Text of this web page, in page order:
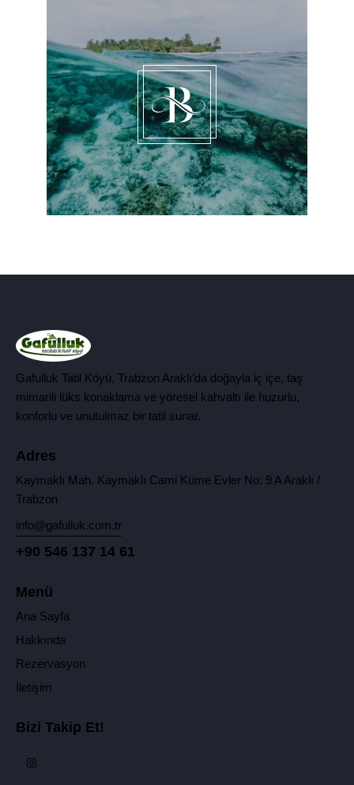
Gafulluk Tatil Köyü, Trabzon Araklı’da doğayla iç içe, taş
mimarili lüks konaklama ve yöresel kahvaltı ile huzurlu,
konforlu ve unutulmaz bir tatil sunar.
Adres
Kaymaklı Mah. Kaymaklı Cami Küme Evler No: 9 A Araklı /
Trabzon
info@gafulluk.com.tr
+90 546 137 14 61
Menü
Ana Sayfa
Hakkında
Rezervasyon
İletişim
Bizi Takip Et!